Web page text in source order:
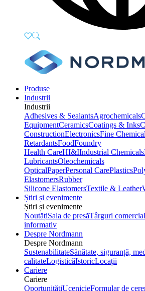
Produse
Industrii
Industrii
Adhesives & SealantsAgrochemicals
EquipmentCeramicsCoatings & Inks
ConstructionElectronicsFine
RetardantsFoodFoundry
Health CareHI&IIndustrial Chemicals
LubricantsOleochemicals
OpticalPaperPersonal CarePlastics
ElastomersRubber
Silicone ElastomersTextile & Leather
Știri și evenimente
Știri și evenimente
NoutățiSala de presăTârguri
informativ
Despre Nordmann
Despre Nordmann
SustenabilitateSănătate, siguranță,
calitateLogisticăIstoricLocații
Cariere
Cariere
OportunitățiUcenicieFormular de